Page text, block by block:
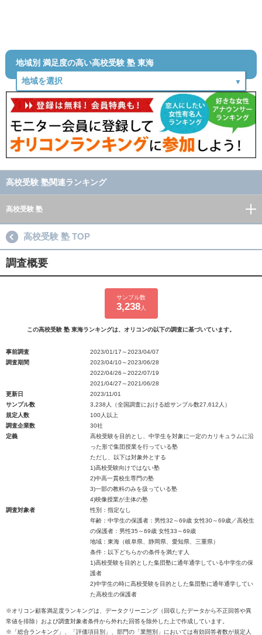
地域別 満足度の高い高校受験 塾 東海
高校受験 塾関連ランキング
高校受験 塾
高校受験 塾 TOP
調査概要
サンプル数
3,238人
この高校受験 塾 東海ランキングは、オリコンの以下の調査に基づいています。
事前調査
2023/01/17～2023/04/07
調査期間
2023/04/10～2023/06/28
2022/04/26～2022/07/19
2021/04/27～2021/06/28
更新日
2023/11/01
サンプル数
3,238人（全国調査における総サンプル数27,612人）
規定人数
100人以上
調査企業数
30社
定義
高校受験を目的とし、中学生を対象に一定のカリキュラムに沿
った形で集団授業を行っている塾
ただし、以下は対象外とする
1)高校受験向けではない塾
2)中高一貫校生専門の塾
3)一部の教科のみを扱っている塾
4)映像授業が主体の塾
調査対象者
性別：指定なし
年齢：中学生の保護者：男性32～69歳 女性30～69歳／高校生
の保護者：男性35～69歳 女性33～69歳
地域：東海（岐阜県、静岡県、愛知県、三重県）
条件：以下どちらかの条件を満たす人
1)高校受験を目的とした集団塾に通年通学している中学生の保
護者
2)中学生の時に高校受験を目的とした集団塾に通年通学してい
た高校生の保護者
※オリコン顧客満足度ランキングは、データクリーニング（回収したデータから不正回答や異
常値を排除）および調査対象者条件から外れた回答を除外した上で作成しています。
※「総合ランキング」、「評価項目別」、部門の「業態別」においては有効回答者数が規定人